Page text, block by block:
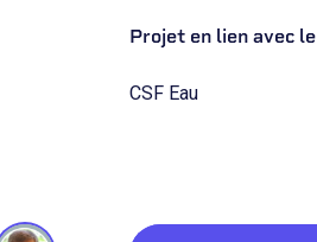
Projet en lien avec le
CSF Eau